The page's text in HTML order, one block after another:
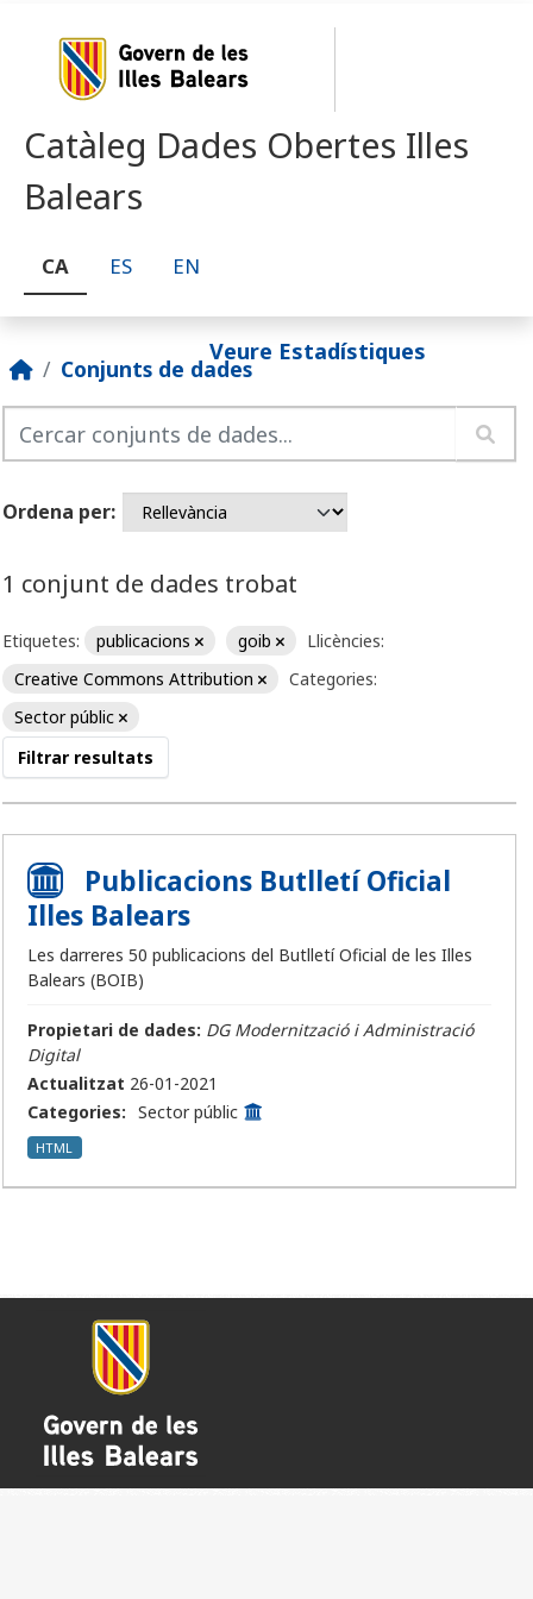
Catàleg Dades Obertes Illes
Balears
CA ES EN
Veure Estadístiques
Conjunts de dades
Ordena per
1 conjunt de dades trobat
Etiquetes: publicacions goib
Llicències:
Creative Commons Attribution
Categories:
Sector públic
Filtrar resultats
Publicacions Butlletí Oficial
Illes Balears
Les darreres 50 publicacions del Butlletí Oficial de les Illes
Balears (BOIB)
Propietari de dades: DG Modernització i Administració
Digital
Actualitzat 26-01-2021
Categories: Sector públic
HTML